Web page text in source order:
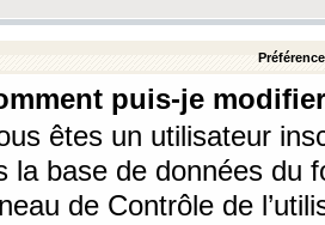
puis-je
êtes un utilisateur
la base de données du
de Contrôle de